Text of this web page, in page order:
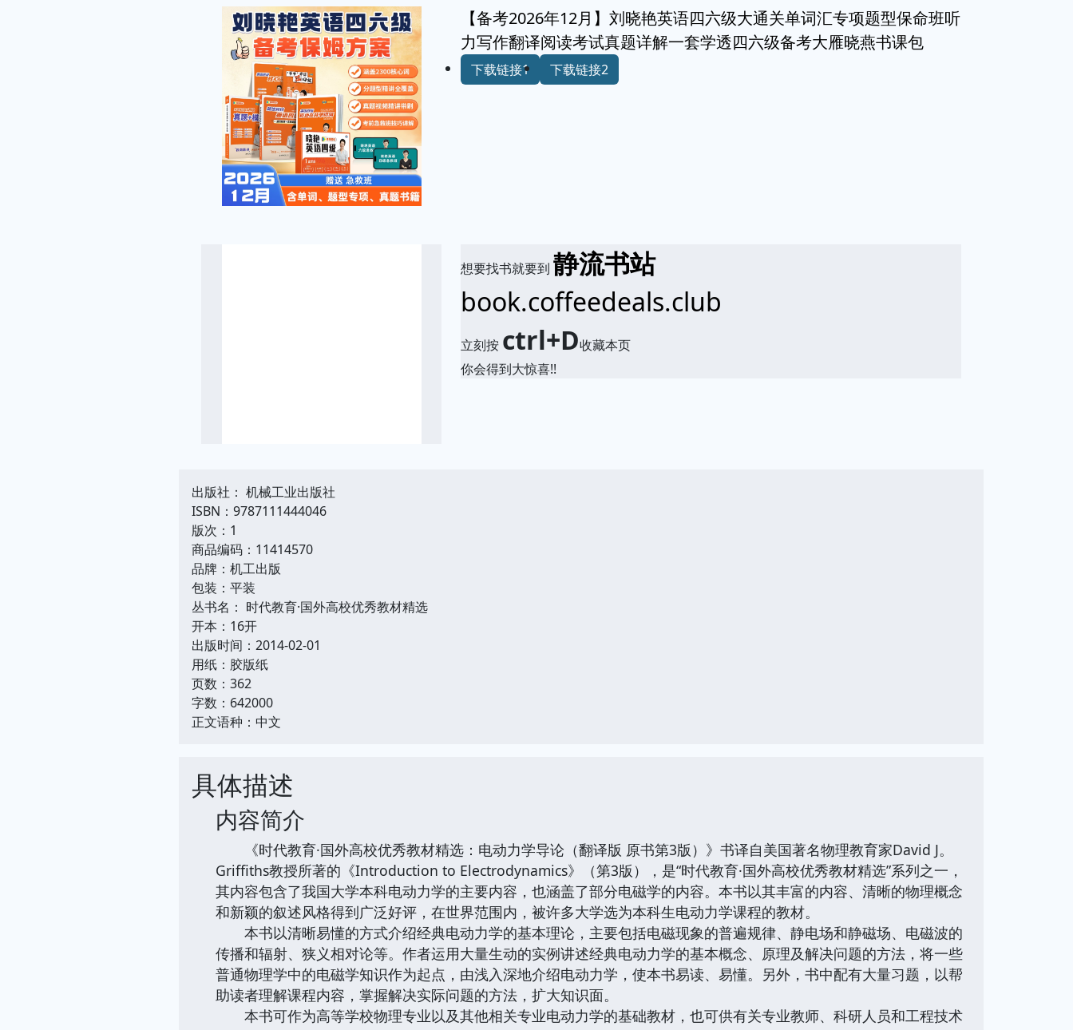
【备考2026年12月】刘晓艳英语四六级大通关单词汇专项题型保命班听
力写作翻译阅读考试真题详解一套学透四六级备考大雁晓燕书课包
下载链接1 下载链接2
想要找书就要到静流书站
book.coffeedeals.club
立刻按 ctrl+D收藏本页
你会得到大惊喜!!
出版社： 机械工业出版社
ISBN：9787111444046
版次：1
商品编码：11414570
品牌：机工出版
包装：平装
丛书名： 时代教育·国外高校优秀教材精选
开本：16开
出版时间：2014-02-01
用纸：胶版纸
页数：362
字数：642000
正文语种：中文
具体描述
内容简介
《时代教育·国外高校优秀教材精选：电动力学导论（翻译版 原书第3版）》书译自美国著名物理教育家David J。
Griffiths教授所著的《Introduction to Electrodynamics》（第3版），是“时代教育·国外高校优秀教材精选”系列之一，
其内容包含了我国大学本科电动力学的主要内容，也涵盖了部分电磁学的内容。本书以其丰富的内容、清晰的物理概念
和新颖的叙述风格得到广泛好评，在世界范围内，被许多大学选为本科生电动力学课程的教材。
本书以清晰易懂的方式介绍经典电动力学的基本理论，主要包括电磁现象的普遍规律、静电场和静磁场、电磁波的
传播和辐射、狭义相对论等。作者运用大量生动的实例讲述经典电动力学的基本概念、原理及解决问题的方法，将一些
普通物理学中的电磁学知识作为起点，由浅入深地介绍电动力学，使本书易读、易懂。另外，书中配有大量习题，以帮
助读者理解课程内容，掌握解决实际问题的方法，扩大知识面。
本书可作为高等学校物理专业以及其他相关专业电动力学的基础教材，也可供有关专业教师、科研人员和工程技术